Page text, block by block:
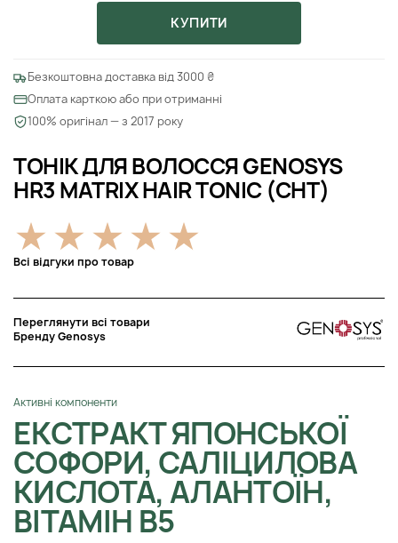
ТОНІК ДЛЯ ВОЛОССЯ GENOSYS
HR3 MATRIX HAIR TONIC (CHT)
Всі відгуки про товар
Переглянути всі товари
Бренду Genosys
Активні компоненти
ЕКСТРАКТ ЯПОНСЬКОЇ
СОФОРИ, САЛІЦИЛОВА
КИСЛОТА, АЛАНТОЇН,
ВІТАМІН B5
КУПИТИ
Безкоштовна доставка від 3000 ₴
Оплата карткою або при отриманні
100% оригінал — з 2017 року